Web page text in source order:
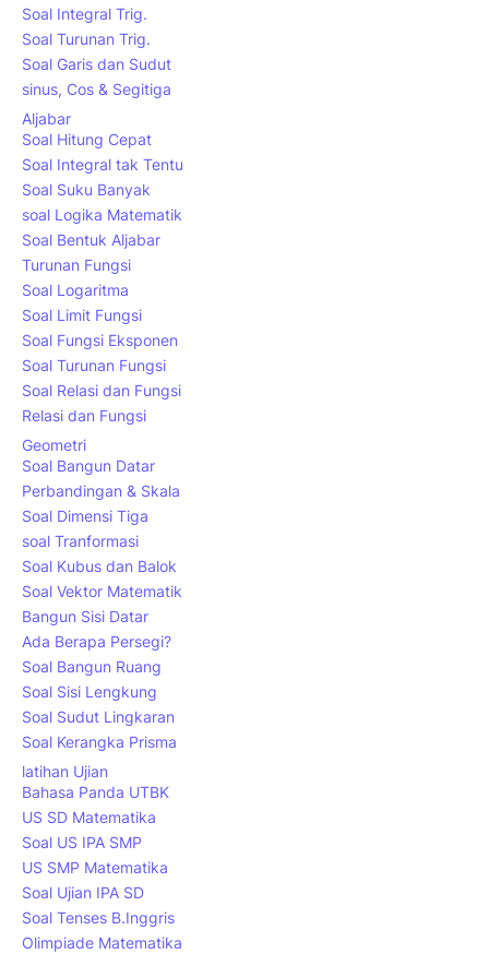
Soal Integral Trig.
Soal Turunan Trig.
Soal Garis dan Sudut
sinus, Cos & Segitiga
Aljabar
Soal Hitung Cepat
Soal Integral tak Tentu
Soal Suku Banyak
soal Logika Matematik
Soal Bentuk Aljabar
Turunan Fungsi
Soal Logaritma
Soal Limit Fungsi
Soal Fungsi Eksponen
Soal Turunan Fungsi
Soal Relasi dan Fungsi
Relasi dan Fungsi
Geometri
Soal Bangun Datar
Perbandingan & Skala
Soal Dimensi Tiga
soal Tranformasi
Soal Kubus dan Balok
Soal Vektor Matematik
Bangun Sisi Datar
Ada Berapa Persegi?
Soal Bangun Ruang
Soal Sisi Lengkung
Soal Sudut Lingkaran
Soal Kerangka Prisma
latihan Ujian
Bahasa Panda UTBK
US SD Matematika
Soal US IPA SMP
US SMP Matematika
Soal Ujian IPA SD
Soal Tenses B.Inggris
Olimpiade Matematika